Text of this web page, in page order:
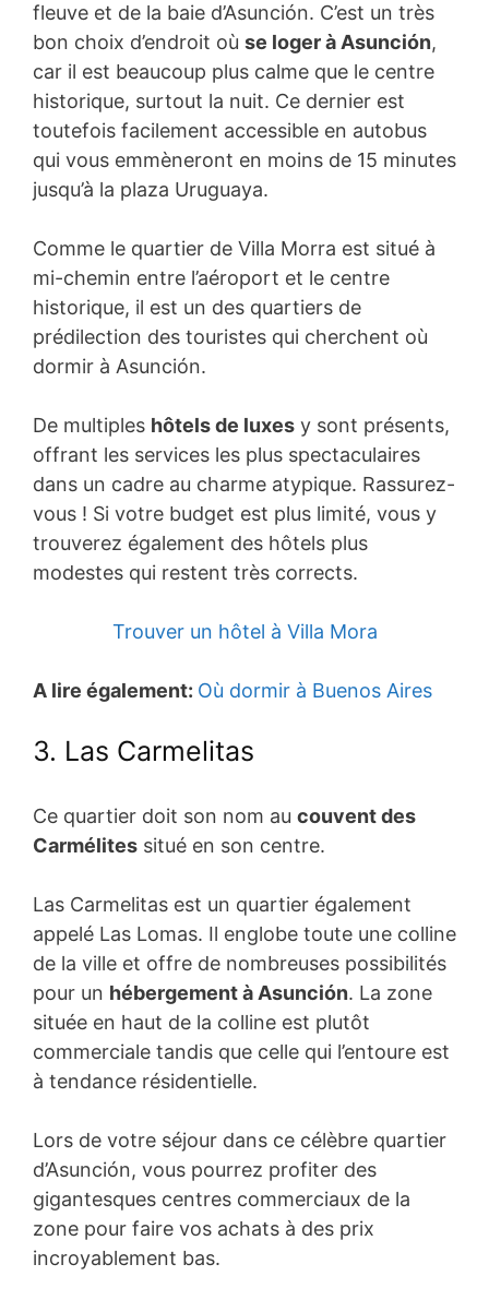
fleuve et de la baie d’Asunción. C’est un très
bon choix d’endroit où se loger à Asunción,
car il est beaucoup plus calme que le centre
historique, surtout la nuit. Ce dernier est
toutefois facilement accessible en autobus
qui vous emmèneront en moins de 15 minutes
jusqu’à la plaza Uruguaya.
Comme le quartier de Villa Morra est situé à
mi-chemin entre l’aéroport et le centre
historique, il est un des quartiers de
prédilection des touristes qui cherchent où
dormir à Asunción.
De multiples hôtels de luxes y sont présents,
offrant les services les plus spectaculaires
dans un cadre au charme atypique. Rassurez-
vous ! Si votre budget est plus limité, vous y
trouverez également des hôtels plus
modestes qui restent très corrects.
Trouver un hôtel à Villa Mora
A lire également: Où dormir à Buenos Aires
3. Las Carmelitas
Ce quartier doit son nom au couvent des
Carmélites situé en son centre.
Las Carmelitas est un quartier également
appelé Las Lomas. Il englobe toute une colline
de la ville et offre de nombreuses possibilités
pour un hébergement à Asunción. La zone
située en haut de la colline est plutôt
commerciale tandis que celle qui l’entoure est
à tendance résidentielle.
Lors de votre séjour dans ce célèbre quartier
d’Asunción, vous pourrez profiter des
gigantesques centres commerciaux de la
zone pour faire vos achats à des prix
incroyablement bas.